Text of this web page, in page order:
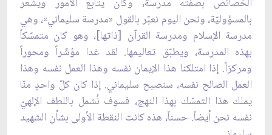
بالمسؤوليّة، ونحن اليوم نعبّر بالقول «مدرسة سليماني»، وهي
مدرسة الإسلام ومدرسة القرآن [ذاتها]، وهو كان متمسّكاً
بهذه المدرسة، ويطبّق تعاليمها. لقد غدا مؤشّراً ومحوراً
ومركزاً. إذا امتلكنا هذا الإيمان نفسه وهذا العمل نفسه وهذا
العمل الصالح نفسه، سنصبح سليماني. إذا كان كلّ واحدٍ منّا
يملك هذا التمسّك بهذا النهج، فسوف نُشمل باللطف الإلهيّ
نفسه نحن أيضاً. حسناً، هذه كانت النقطة الأولى بشأن الشهيد